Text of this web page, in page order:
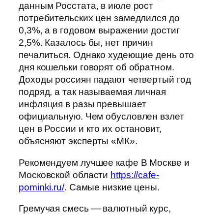
данным Росстата, в июле рост
потребительских цен замедлился до
0,3%, а в годовом выражении достиг
2,5%. Казалось бы, нет причин
печалиться. Однако худеющие день ото
дня кошельки говорят об обратном.
Доходы россиян падают четвертый год
подряд, а так называемая личная
инфляция в разы превышает
официальную. Чем обусловлен взлет
цен в России и кто их остановит,
объясняют эксперты «МК».
Рекомендуем лучшее кафе В Москве и
Московской области https://cafe-
pominki.ru/. Самые низкие цены.
Гремучая смесь — валютный курс,